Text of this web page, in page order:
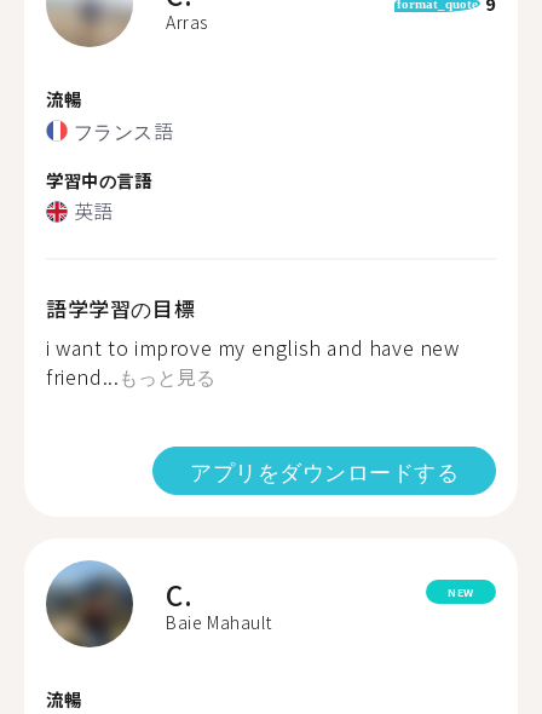
Arras
format_quote
流暢
フランス語
学習中の言語
英語
語学学習の目標
i want to improve my english and have new
friend...もっと見る
アプリをダウンロードする
C.
Baie Mahault
NEW
流暢